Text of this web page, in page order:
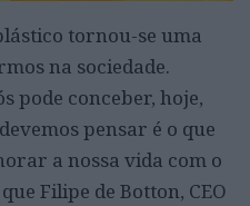
tornou-se uma
na sociedade.
pode conceber, hoje,
pensar é o que
a nossa vida com o
Filipe de Botton, CEO